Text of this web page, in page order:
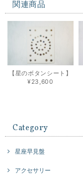
関連商品
【星のボタンシート】
¥23,600
Category
星座早見盤
アクセサリー